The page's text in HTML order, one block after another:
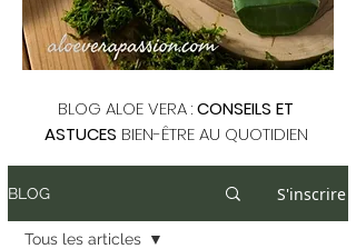
BLOG ALOE VERA :CONSEILS ET
ASTUCES BIEN-ÊTRE AU QUOTIDIEN
BLOG S'inscrire
Tous les articles